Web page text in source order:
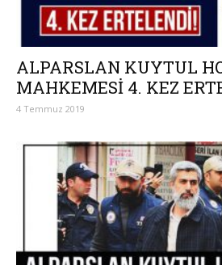
ALPARSLAN KUYTUL
MAHKEMESİ 4. KEZ
4 Temmuz 2019